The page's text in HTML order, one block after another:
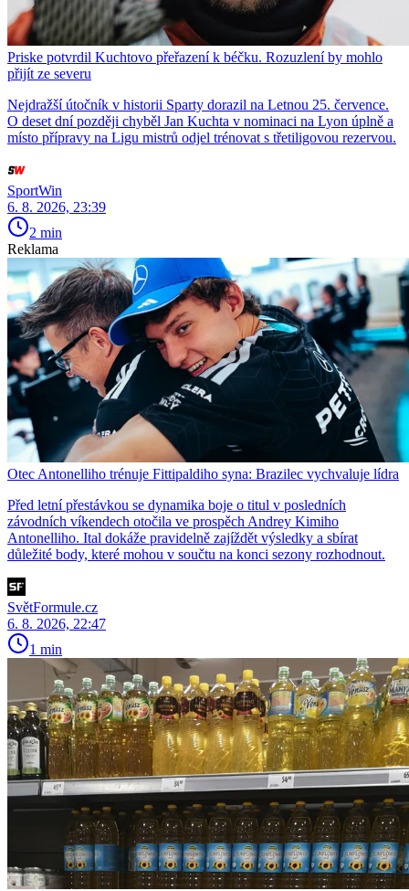
Priske potvrdil Kuchtovo přeřazení k béčku. Rozuzlení by mohlo
přijít ze severu
Nejdražší útočník v historii Sparty dorazil na Letnou 25. července.
O deset dní později chyběl Jan Kuchta v nominaci na Lyon úplně a
místo přípravy na Ligu mistrů odjel trénovat s třetiligovou rezervou.
SportWin
6. 8. 2026, 23:39
2 min
Reklama
Otec Antonelliho trénuje Fittipaldiho syna: Brazilec vychvaluje lídra
Před letní přestávkou se dynamika boje o titul v posledních
závodních víkendech otočila ve prospěch Andrey Kimiho
Antonelliho. Ital dokáže pravidelně zajíždět výsledky a sbírat
důležité body, které mohou v součtu na konci sezony rozhodnout.
SvětFormule.cz
6. 8. 2026, 22:47
1 min